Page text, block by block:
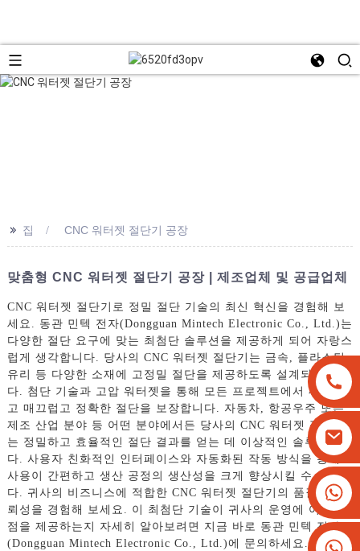
+8613825779334
+16266628193
>> 집 CNC 워터젯 절단기 공장
맞춤형 CNC 워터젯 절단기 공장 | 제조업체 및 공급업체
CNC 워터젯 절단기로 정밀 절단 기술의 최신 혁신을 경험해 보
세요. 동관 민텍 전자(Dongguan Mintech Electronic Co., Ltd.)는
다양한 절단 요구에 맞는 최첨단 솔루션을 제공하게 되어 자랑스
럽게 생각합니다. 당사의 CNC 워터젯 절단기는 금속, 플라스틱,
유리 등 다양한 소재에 고정밀 절단을 제공하도록 설계되었습니
다. 첨단 기술과 고압 워터젯을 통해 모든 프로젝트에서 깨끗하
고 매끄럽고 정확한 절단을 보장합니다. 자동차, 항공우주 또는
제조 산업 분야 등 어떤 분야에서든 당사의 CNC 워터젯 절단기
는 정밀하고 효율적인 절단 결과를 얻는 데 이상적인 솔루션입니
다. 사용자 친화적인 인터페이스와 자동화된 작동 방식을 통해
사용이 간편하고 생산 공정의 생산성을 크게 향상시킬 수 있습니
다. 귀사의 비즈니스에 적합한 CNC 워터젯 절단기의 품질과 신
뢰성을 경험해 보세요. 이 최첨단 기술이 귀사의 운영에 어떤 이
점을 제공하는지 자세히 알아보려면 지금 바로 동관 민텍 전자
(Dongguan Mintech Electronic Co., Ltd.)에 문의하세요.